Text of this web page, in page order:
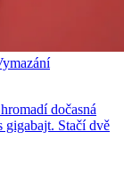
dočasná
gigabajt. Stačí dvě